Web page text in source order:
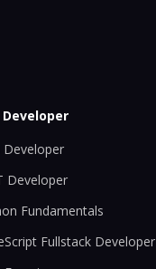
Developer
Developer
Fundamentals
Fullstack Developer